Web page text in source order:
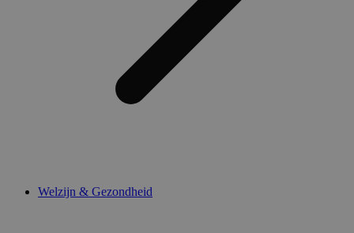
Welzijn & Gezondheid